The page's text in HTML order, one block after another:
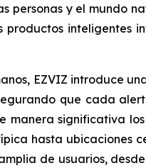
personas y el mundo
inteligentes
EZVIZ introduce
que cada
significativa los
hasta ubicaciones
de usuarios,